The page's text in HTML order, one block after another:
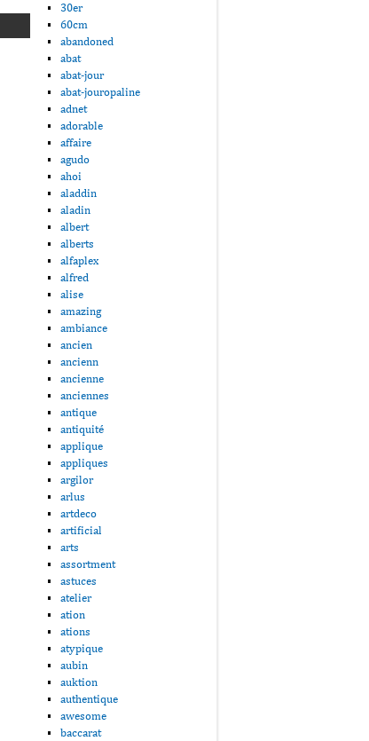
30er
60cm
abandoned
abat
abat-jour
abat-jouropaline
adnet
adorable
affaire
agudo
ahoi
aladdin
aladin
albert
alberts
alfaplex
alfred
alise
amazing
ambiance
ancien
ancienn
ancienne
anciennes
antique
antiquité
applique
appliques
argilor
arlus
artdeco
artificial
arts
assortment
astuces
atelier
ation
ations
atypique
aubin
auktion
authentique
awesome
baccarat